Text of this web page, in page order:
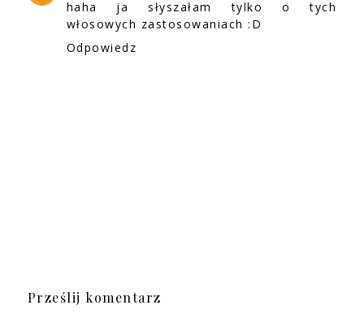
haha ja słyszałam tylko o tych
włosowych zastosowaniach :D
Odpowiedz
Prześlij komentarz